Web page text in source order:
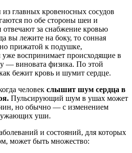
главных кровеносных сосудов
по обе стороны шеи и
за снабжение кровью
вы лежите на боку, то сонная
прижатой к подушке,
уже воспринимает происходящие в
— виновата физика. По этой
бежит кровь и шумит сердце.
человек слышит шум сердца в
Пульсирующий шум в ушах может
но обычно — с изменением
уши.
и состояний, для которых
может быть множество: